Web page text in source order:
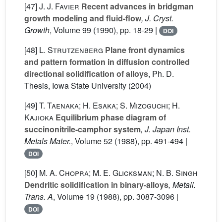
[47]J. J. Favier Recent advances in bridgman
growth modeling and fluid-flow, J. Cryst.
Growth, Volume 99 (1990), pp. 18-29 | DOI
[48] L. Strutzenberg Plane front dynamics
and pattern formation in diffusion controlled
directional solidification of alloys, Ph. D.
Thesis, Iowa State University (2004)
[49]T. Taenaka; H. Esaka; S. Mizoguchi; H.
Kajioka Equilibrium phase diagram of
succinonitrile-camphor system, J. Japan Inst.
Metals Mater., Volume 52 (1988), pp. 491-494 |
DOI
[50] M. A. Chopra; M. E. Glicksman; N. B. Singh
Dendritic solidification in binary-alloys, Metall.
Trans. A, Volume 19 (1988), pp. 3087-3096 |
DOI